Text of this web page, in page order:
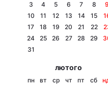
3
4 5 6 7 8
9
10
11 12 13 14 15
17
18 19 20 21 22
24
25 26 27 28 29
31
лютого
пн вт ср чт пт сб